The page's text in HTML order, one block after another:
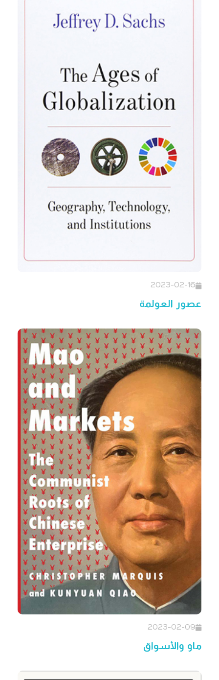
2023-02-16
عصور العولمة
2023-02-09
ماو والأسواق